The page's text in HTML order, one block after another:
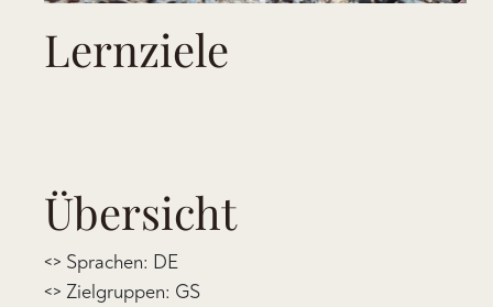
Lernziele
Übersicht
<> Sprachen: DE
<> Zielgruppen: GS